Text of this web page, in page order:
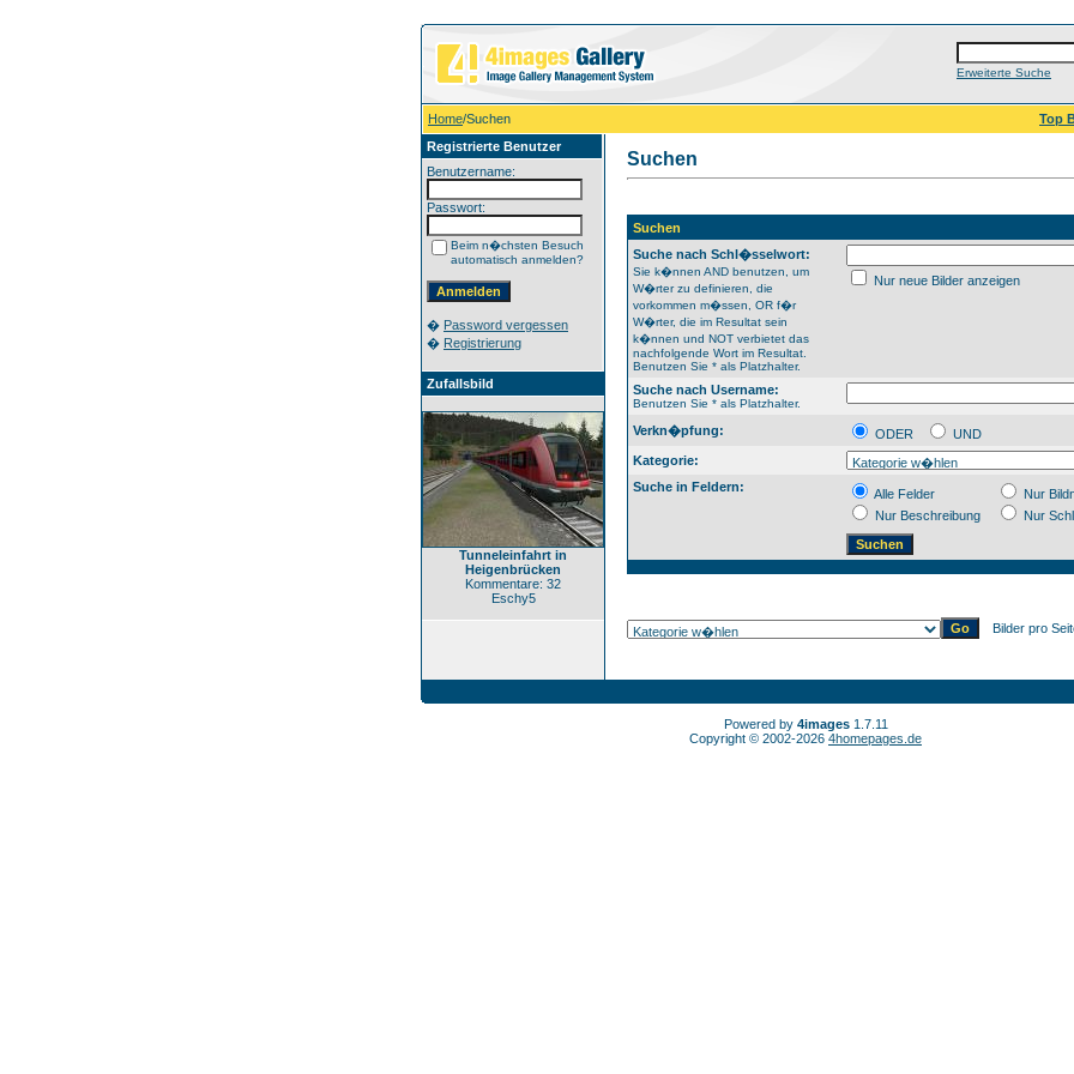
Erweiterte Suche
Home/Suchen
Top
Registrierte Benutzer
Benutzername:
Passwort:
Beim n�chsten Besuch
automatisch anmelden?
� Password vergessen
� Registrierung
Zufallsbild
Tunneleinfahrt in
Heigenbrücken
Kommentare: 32
Eschy5
Suchen
Suchen
Suche nach Schl�sselwort:
Sie k�nnen AND benutzen, um
W�rter zu definieren, die
vorkommen m�ssen, OR f�r
W�rter, die im Resultat sein
k�nnen und NOT verbietet das
nachfolgende Wort im Resultat.
Benutzen Sie * als Platzhalter.
Nur neue Bilder anzeigen
Suche nach Username:
Benutzen Sie * als Platzhalter.
Verkn�pfung: ODER
UND
Kategorie:
Suche in Feldern:
Alle Felder
Nur
Nur Beschreibung
Nur
Bilder pro
Powered by 4images1.7.11
Copyright © 2002-2026 4homepages.de